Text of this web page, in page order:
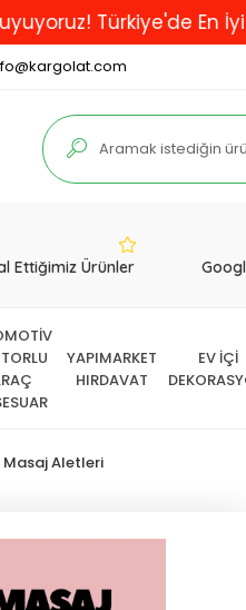
En İyi ve
Ettiğimiz Ürünler
YAPIMARKET
HIRDAVAT
EV İÇİ
Masaj Aletleri